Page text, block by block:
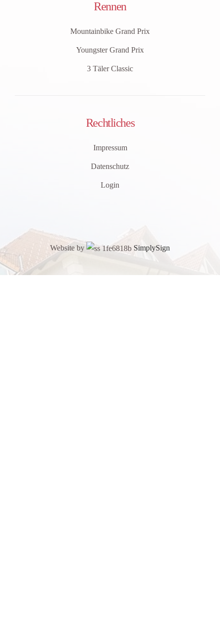
Rennen
Mountainbike Grand Prix
Youngster Grand Prix
3 Täler Classic
Rechtliches
Impressum
Datenschutz
Login
Website by SimplySign